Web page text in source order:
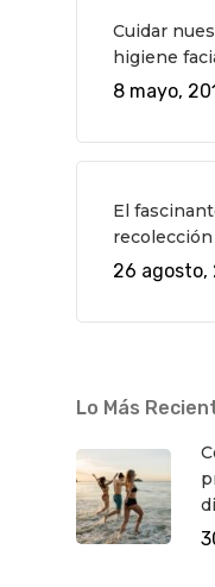
Cuidar
higiene
8 mayo,
El
26 agosto,
Lo Más